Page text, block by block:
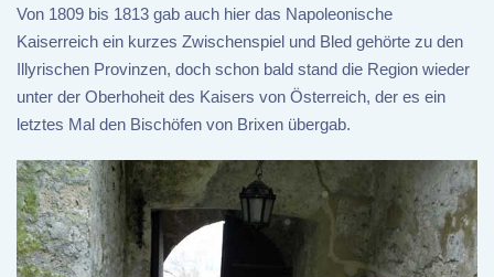
Von 1809 bis 1813 gab auch hier das Napoleonische
Kaiserreich ein kurzes Zwischenspiel und Bled gehörte zu den
Illyrischen Provinzen, doch schon bald stand die Region wieder
unter der Oberhoheit des Kaisers von Österreich, der es ein
letztes Mal den Bischöfen von Brixen übergab.